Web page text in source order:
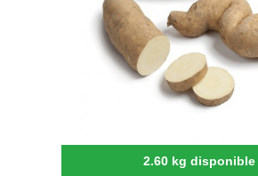
2.60 kg disponible